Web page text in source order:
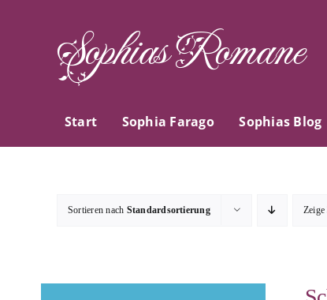
Sophias Romane
Start Sophia Farago Sophias Blog
Sortieren nach Standardsortierung Zeige